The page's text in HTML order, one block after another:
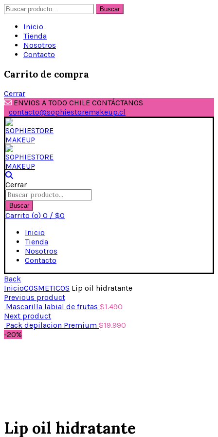
Buscar
por:
Buscar
Inicio
Tienda
Nosotros
Contacto
Carrito de compra
Cerrar
ENVIOS A TODO CHILE CONTÁCTANOS
contacto@sophiestoremakeup.cl
Cerrar
Buscar
por:
Buscar
Carrito (o) 0 / $0
Inicio
Tienda
Nosotros
Contacto
Back
InicioCOSMETICOS Lip oil hidratante
Previous product
Mascarilla labial de frutas $1.490
Next product
Pack depilacion Premium $19.990
-20%
Lip oil hidratante